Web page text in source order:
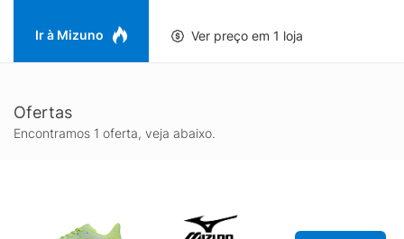
Ir à Mizuno Ver preço em 1 loja
Ofertas
Encontramos 1 oferta, veja abaixo.